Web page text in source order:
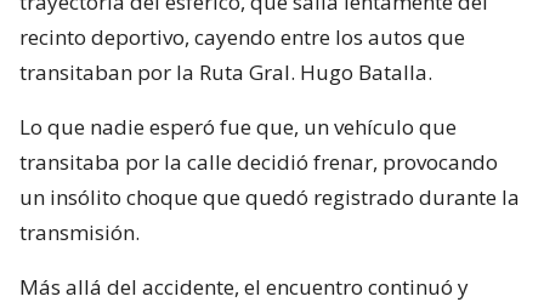
recinto deportivo, cayendo entre los autos que
transitaban por la Ruta Gral. Hugo Batalla.
Lo que nadie esperó fue que, un vehículo que
transitaba por la calle decidió frenar, provocando
un insólito choque que quedó registrado durante la
transmisión.
Más allá del accidente, el encuentro continuó y